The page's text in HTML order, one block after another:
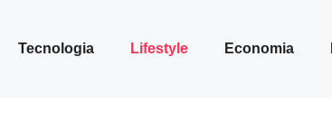
Tecnologia Lifestyle Economia